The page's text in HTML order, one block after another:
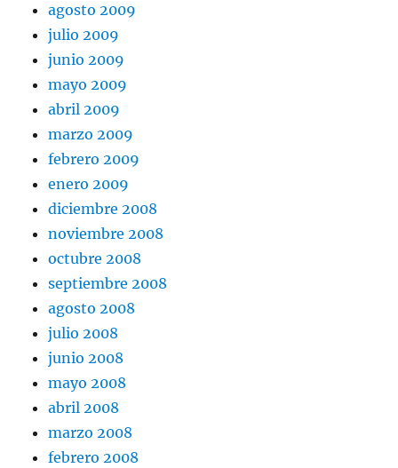
agosto 2009
julio 2009
junio 2009
mayo 2009
abril 2009
marzo 2009
febrero 2009
enero 2009
diciembre 2008
noviembre 2008
octubre 2008
septiembre 2008
agosto 2008
julio 2008
junio 2008
mayo 2008
abril 2008
marzo 2008
febrero 2008